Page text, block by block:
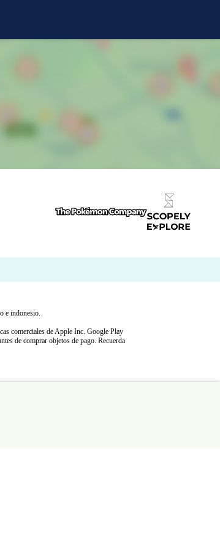
e indonesio.
comerciales de Apple Inc. Google Play
de comprar objetos de pago. Recuerda